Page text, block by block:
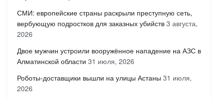
СМИ: европейские страны раскрыли преступную сеть,
вербующую подростков для заказных убийств 3 августа,
2026
Двое мужчин устроили вооружённое нападение на АЗС в
Алматинской области 31 июля, 2026
Роботы-доставщики вышли на улицы Астаны 31 июля,
2026